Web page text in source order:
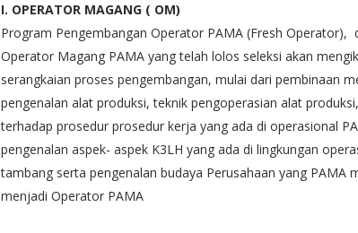
I. OPERATOR MAGANG ( OM)
Program Pengembangan Operator PAMA (Fresh Operator),
Operator Magang PAMA yang telah lolos seleksi akan
serangkaian proses pengembangan, mulai dari pembinaan
pengenalan alat produksi, teknik pengoperasian alat
terhadap prosedur prosedur kerja yang ada di operasional
pengenalan aspek- aspek K3LH yang ada di lingkungan
tambang serta pengenalan budaya Perusahaan yang PAMA
menjadi Operator PAMA